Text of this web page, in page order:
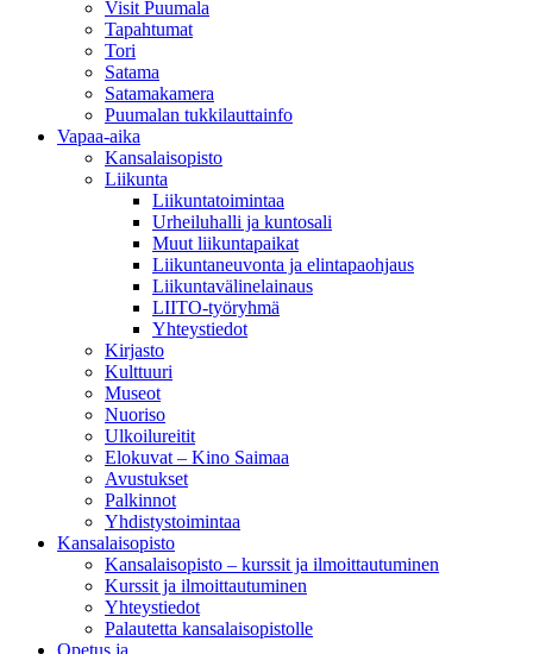
Visit Puumala
Tapahtumat
Tori
Satama
Satamakamera
Puumalan tukkilauttainfo
Vapaa-aika
Kansalaisopisto
Liikunta
Liikuntatoimintaa
Urheiluhalli ja kuntosali
Muut liikuntapaikat
Liikuntaneuvonta ja elintapaohjaus
Liikuntavälinelainaus
LIITO-työryhmä
Yhteystiedot
Kirjasto
Kulttuuri
Museot
Nuoriso
Ulkoilureitit
Elokuvat – Kino Saimaa
Avustukset
Palkinnot
Yhdistystoimintaa
Kansalaisopisto
Kansalaisopisto – kurssit ja ilmoittautuminen
Kurssit ja ilmoittautuminen
Yhteystiedot
Palautetta kansalaisopistolle
Opetus ja